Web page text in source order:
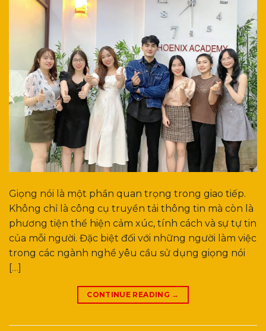
Giọng nói là một phần quan trọng trong giao tiếp.
Không chỉ là công cụ truyền tải thông tin mà còn là
phương tiện thể hiện cảm xúc, tính cách và sự tự tin
của mỗi người. Đặc biệt đối với những người làm việc
trong các ngành nghề yêu cầu sử dụng giọng nói
[…]
CONTINUE READING →